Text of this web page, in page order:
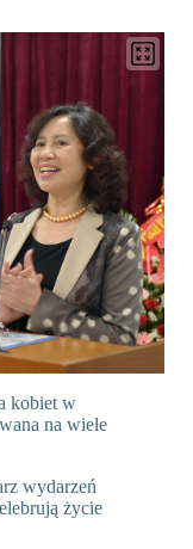
kobiet w
na wiele
wydarzeń
życie